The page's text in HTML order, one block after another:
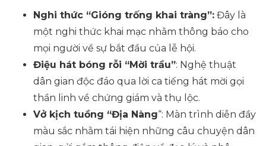
Nghi thức “Gióng trống khai tràng”: Đây là
một nghi thức khai mạc nhằm thông báo cho
mọi người về sự bắt đầu của lễ hội.
Điệu hát bóng rỗi “Mời trầu”: Nghệ thuật
dân gian độc đáo qua lời ca tiếng hát mời gọi
thần linh về chứng giám và thụ lộc.
Vở kịch tuồng “Địa Nàng“: Màn trình diễn đầy
màu sắc nhằm tái hiện những câu chuyện dân